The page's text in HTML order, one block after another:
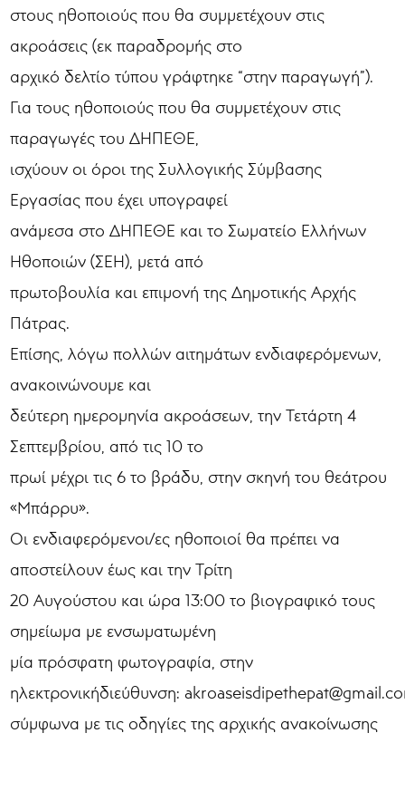
στους ηθοποιούς που θα συμμετέχουν στις
ακροάσεις (εκ παραδρομής στο
αρχικό δελτίο τύπου γράφτηκε “στην παραγωγή”).
Για τους ηθοποιούς που θα συμμετέχουν στις
παραγωγές του ΔΗΠΕΘΕ,
ισχύουν οι όροι της Συλλογικής Σύμβασης
Εργασίας που έχει υπογραφεί
ανάμεσα στο ΔΗΠΕΘΕ και το Σωματείο Ελλήνων
Ηθοποιών (ΣΕΗ), μετά από
πρωτοβουλία και επιμονή της Δημοτικής Αρχής
Πάτρας.
Επίσης, λόγω πολλών αιτημάτων ενδιαφερόμενων,
ανακοινώνουμε και
δεύτερη ημερομηνία ακροάσεων, την Τετάρτη 4
Σεπτεμβρίου, από τις 10 το
πρωί μέχρι τις 6 το βράδυ, στην σκηνή του θεάτρου
«Μπάρρυ».
Οι ενδιαφερόμενοι/ες ηθοποιοί θα πρέπει να
αποστείλουν έως και την Τρίτη
20 Αυγούστου και ώρα 13:00 το βιογραφικό τους
σημείωμα με ενσωματωμένη
μία πρόσφατη φωτογραφία, στην
ηλεκτρονικήδιεύθυνση:
σύμφωνα με τις οδηγίες της αρχικής ανακοίνωσης